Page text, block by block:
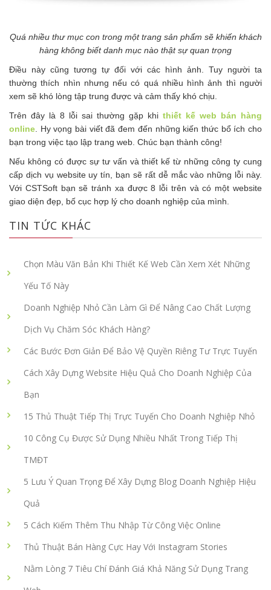
Quá nhiều thư mục con trong một trang sản phẩm sẽ khiến khách
hàng không biết danh mục nào thật sự quan trọng
Điều này cũng tương tự đối với các hình ảnh. Tuy người ta
thường thích nhìn nhưng nếu có quá nhiều hình ảnh thì người
xem sẽ khó lòng tập trung được và cảm thấy khó chịu.
Trên đây là 8 lỗi sai thường gặp khi thiết kế web bán hàng
online . Hy vọng bài viết đã đem đến những kiến thức bổ ích cho
bạn trong việc tạo lập trang web. Chúc bạn thành công!
Nếu không có được sự tư vấn và thiết kế từ những công ty cung
cấp dịch vụ website uy tín, bạn sẽ rất dễ mắc vào những lỗi này.
Với CSTSoft bạn sẽ tránh xa được 8 lỗi trên và có một website
giao diện đẹp, bố cục hợp lý cho doanh nghiệp của mình.
TIN TỨC KHÁC
Chọn Màu Văn Bản Khi Thiết Kế Web Cần Xem Xét Những
Yếu Tố Này
Doanh Nghiệp Nhỏ Cần Làm Gì Để Nâng Cao Chất Lượng
Dịch Vụ Chăm Sóc Khách Hàng?
Các Bước Đơn Giản Để Bảo Vệ Quyền Riêng Tư Trực Tuyến
Cách Xây Dựng Website Hiệu Quả Cho Doanh Nghiệp Của
Bạn
15 Thủ Thuật Tiếp Thị Trực Tuyến Cho Doanh Nghiệp Nhỏ
10 Công Cụ Được Sử Dụng Nhiều Nhất Trong Tiếp Thị
TMĐT
5 Lưu Ý Quan Trọng Để Xây Dựng Blog Doanh Nghiệp Hiệu
Quả
5 Cách Kiếm Thêm Thu Nhập Từ Công Việc Online
Thủ Thuật Bán Hàng Cực Hay Với Instagram Stories
Nằm Lòng 7 Tiêu Chí Đánh Giá Khả Năng Sử Dụng Trang